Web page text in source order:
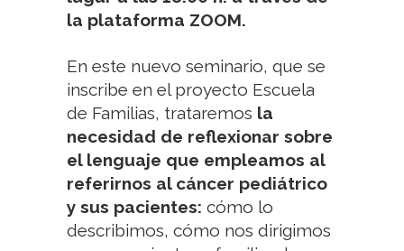
la plataforma ZOOM.
En este nuevo seminario, que se
inscribe en el proyecto Escuela
de Familias, trataremos la
necesidad de reflexionar sobre
el lenguaje que empleamos al
referirnos al cáncer pediátrico
y sus pacientes: cómo lo
describimos, cómo nos dirigimos